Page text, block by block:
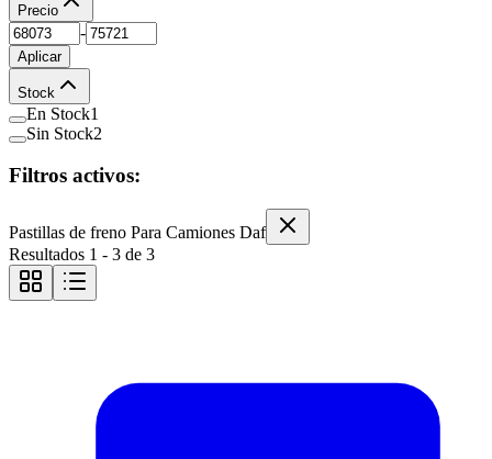
Precio
-
Aplicar
Stock
En Stock1
Sin Stock2
Filtros activos:
Pastillas de freno Para Camiones Daf
Resultados 1 - 3 de 3